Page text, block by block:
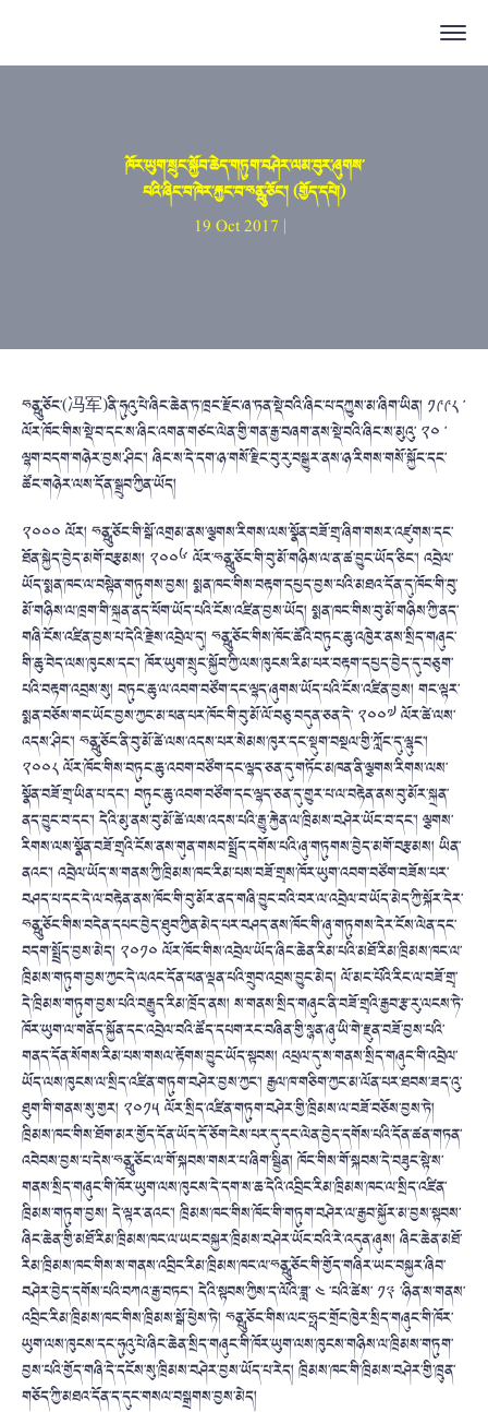
ཁོར་ཡུག་སྲུང་སྐྱོབ་ཆེད་གཏུག་བཤེར་ལམ་བུར་ཞུགས་
པའི་ཞིང་བ་ཁེར་རྐྱང་བ་ཧྥུན་ཅོང་། (གྱོད་དཔེ།)
19 Oct 2017 |
ཧྥུན་ཅོང་(冯军)ནི་ཧུའུ་པེ་ཞིང་ཆེན་ཏ་ཁྲང་རྫོང་ཞ་ཏན་སྡེ་བའི་ཞིང་པ་དཀྱུས་མ་ཞིག་ཡིན། ༡༩༩༨ ་
ལོར་ཁོང་གིས་སྡེ་བ་དང་ས་ཞིང་འགན་གཙང་ལེན་གྱི་གན་རྒྱ་བཞག་ནས་སྡེ་བའི་ཞིང་ས་མུའུ་ ༢༠ ་
ལྷག་བདག་གཉེར་བྱས་ཤིང་། ཞིང་ས་དེ་དག་ཉ་གསོ་རྫིང་བུ་རུ་བསྒྱུར་ནས་ཉ་རིགས་གསོ་སྐྱོང་དང་
ཚོང་གཉེར་ལས་དོན་སྒྲུབ་ཀྱིན་ཡོད།
༢༠༠༠ ལོར། ཧྥུན་ཅོང་གི་སྒོ་འགྲམ་ནས་ལྕགས་རིགས་ལས་སྣོན་བཟོ་གྲྭ་ཞིག་གསར་འཛུགས་དང་
ཐོན་སྐྱེད་བྱེད་མགོ་བརྩམས། ༢༠༠༦ ལོར་ཧྥུན་ཅོང་གི་བུ་མོ་གཉིས་ལ་ན་ཚ་བྱུང་ཡོད་ཅིང་། འབྲེལ་
ཡོད་སྨན་ཁང་ལ་བསྟེན་གཏུགས་བྱས། སྨན་ཁང་གིས་བརྟག་དཔྱད་བྱས་པའི་མཐའ་དོན་དུ་ཁོང་གི་བུ་
མོ་གཉིས་ལ་ཁྲག་གི་སྐྲན་ནད་ཕོག་ཡོད་པའི་ངོས་འཛིན་བྱས་ཡོད། སྨན་ཁང་གིས་བུ་མོ་གཉིས་ཀྱི་ནད་
གཞི་ངོས་འཛིན་བྱས་པ་དེའི་རྗེས་འབྲེལ་དུ། ཧྥུན་ཅོང་གིས་ཁོང་ཚོའི་བཏུང་ཆུ་འཁྱེར་ནས་སྲིད་གཞུང་
གི་ཆུ་བེད་ལས་ཁུངས་དང་། ཁོར་ཡུག་སྲུང་སྐྱོབ་ཀྱི་ལས་ཁུངས་རིམ་པར་བརྟག་དཔྱད་བྱེད་དུ་བཅུག་
པའི་བརྟག་འབྲས་སུ། བཏུང་ཆུ་ལ་འབག་བཙོག་དང་ལྷད་ཞུགས་ཡོད་པའི་ངོས་འཛིན་བྱས། གང་ལྟར་
སྨན་བཅོས་གང་ཡོང་བྱས་ཀྱང་མ་ཕན་པར་ཁོང་གི་བུ་མོ་ལོ་བཅུ་བདུན་ཅན་དེ་ ༢༠༠༧ ལོར་ཚེ་ལས་
འདས་ཤིང་། ཧྥུན་ཅོང་ནི་བུ་མོ་ཚེ་ལས་འདས་པར་སེམས་ཁུར་དང་སྡུག་བསྔལ་གྱི་ཀློང་དུ་ལྷུང་།
༢༠༠༨ ལོར་ཁོང་གིས་བཏུང་ཆུ་འབག་བཙོག་དང་ལྷད་ཅན་དུ་གཏོང་མཁན་ནི་ལྕགས་རིགས་ལས་
སྣོན་བཟོ་གྲྭ་ཡིན་པ་དང་། བཏུང་ཆུ་འབག་བཙོག་དང་ལྷད་ཅན་དུ་གྱུར་པ་ལ་བརྟེན་ནས་བུ་མོར་སྐྲན་
ནད་བྱུང་བ་དང་། དེའི་མུ་ནས་བུ་མོ་ཚེ་ལས་འདས་པའི་རྒྱུ་རྐྱེན་ལ་ཁྲིམས་བཤེར་ཡོང་བ་དང་། ལྕགས་
རིགས་ལས་སྣོན་བཟོ་གྲྭའི་ངོས་ནས་གུན་གསབ་སྤྲོད་དགོས་པའི་ཞུ་གཏུགས་བྱེད་མགོ་བརྩམས། ཡིན་
ནའང་། འབྲེལ་ཡོད་ས་གནས་ཀྱི་ཁྲིམས་ཁང་རིམ་པས་བཟོ་གྲྭས་ཁོར་ཡུག་འབག་བཙོག་བཟོས་པར་
བཤད་པ་དང་དེ་ལ་བརྟེན་ནས་ཁོང་གི་བུ་མོར་ནད་གཞི་བྱུང་བའི་བར་ལ་འབྲེལ་བ་ཡོད་མེད་ཀྱི་སྐོར་དེར་
ཧྥུན་ཅོང་གིས་བདེན་དཔང་བྱེད་ཐུབ་ཀྱིན་མེད་པར་བཤད་ནས་ཁོང་གི་ཞུ་གཏུགས་དེར་ངོས་ལེན་དང་
བདག་སྤྲོད་བྱས་མེད། ༢༠༡༠ ལོར་ཁོང་གིས་འབྲེལ་ཡོད་ཞིང་ཆེན་རིམ་པའི་མཐོ་རིམ་ཁྲིམས་ཁང་ལ་
ཁྲིམས་གཏུག་བྱས་ཀྱང་དེ་ལའང་དོན་ཕན་ལྡན་པའི་གྲུབ་འབྲས་བྱུང་མེད། ལོ་མང་པོའི་རིང་ལ་བཟོ་གྲྭ་
དེ་ཁྲིམས་གཏུག་བྱས་པའི་བརྒྱུད་རིམ་ཁྲོད་ནས། ས་གནས་སྲིད་གཞུང་ནི་བཟོ་གྲྭའི་རྒྱབ་རྩ་རུ་ལངས་ཏེ་
ཁོར་ཡུག་ལ་གནོད་སྐྱོན་དང་འབྲེལ་བའི་ཚོད་དཔག་རང་བཞིན་གྱི་སྙན་ཞུ་ཡི་གེ་རྫུན་བཟོ་བྱས་པའི་
གནད་དོན་སོགས་རིམ་པས་གསལ་རྟོགས་བྱུང་ཡོད་སྟབས། འཕྲལ་དུ་ས་གནས་སྲིད་གཞུང་གི་འབྲེལ་
ཡོད་ལས་ཁུངས་ལ་སྲིད་འཛིན་གཏུག་བཤེར་བྱས་ཀྱང་། རྒྱལ་ཁ་གཅིག་ཀྱང་མ་ལོན་པར་ཐབས་ཟད་འུ་
ཐུག་གི་གནས་སུ་གྱར། ༢༠༡༥ ལོར་སྲིད་འཛིན་གཏུག་བཤེར་གྱི་ཁྲིམས་ལ་བཟོ་བཅོས་བྱས་ཏེ།
ཁྲིམས་ཁང་གིས་ཐོག་མར་གྱོད་དོན་ཡོད་དོ་ཅོག་ངེས་པར་དུ་དང་ལེན་བྱེད་དགོས་པའི་དོན་ཚན་གཏན་
འབེབས་བྱས་པ་དེས་ཧྥུན་ཅོང་ལ་གོ་སྐབས་གསར་པ་ཞིག་སྦྱིན། ཁོང་གིས་གོ་སྐབས་དེ་བཟུང་སྟེ་ས་
གནས་སྲིད་གཞུང་གི་ཁོར་ཡུག་ལས་ཁུངས་དེ་དག་ས་ཆ་དེའི་འབྲིང་རིམ་ཁྲིམས་ཁང་ལ་སྲིད་འཛིན་
ཁྲིམས་གཏུག་བྱས། དེ་ལྟར་ནའང་། ཁྲིམས་ཁང་གིས་ཁོང་གི་གཏུག་བཤེར་ལ་རྒྱབ་སྐྱོར་མ་བྱས་སྟབས་
ཞིང་ཆེན་གྱི་མཐོ་རིམ་ཁྲིམས་ཁང་ལ་ཡང་བསྐྱར་ཁྲིམས་བཤེར་ཡོང་བའི་རེ་འདུན་ཞུས། ཞིང་ཆེན་མཐོ་
རིམ་ཁྲིམས་ཁང་གིས་ས་གནས་འབྲིང་རིམ་ཁྲིམས་ཁང་ལ་ཧྥུན་ཅོང་གི་གྱོད་གཞིར་ཡང་བསྐྱར་ཞིབ་
བཤེར་བྱེད་དགོས་པའི་བཀའ་རྒྱ་བཏང་། དེའི་སྟབས་ཀྱིས་ད་ལོའི་ཟླ་ ༤ ་པའི་ཚེས་ ༡༣ ་ཉིན་ས་གནས་
འབྲིང་རིམ་ཁྲིམས་ཁང་གིས་ཁྲིམས་སྒོ་ཕྱེས་ཏེ། ཧྤུན་ཅོང་གིས་ལང་ཧྥང་གྲོང་ཁྱེར་སྲིད་གཞུང་གི་ཁོར་
ཡུག་ལས་ཁུངས་དང་ཧུའུ་པེ་ཞིང་ཆེན་སྲིད་གཞུང་གི་ཁོར་ཡུག་ལས་ཁུངས་གཉིས་ལ་ཁྲིམས་གཏུག་
བྱས་པའི་གྱོད་གཞི་དེ་དངོས་སུ་ཁྲིམས་བཤེར་བྱས་ཡོད་པ་རེད། ཁྲིམས་ཁང་གི་ཁྲིམས་བཤེར་གྱི་ཁྲུན་
གཅོད་ཀྱི་མཐའ་དོན་ད་དུང་གསལ་བསྒྲགས་བྱས་མེད།